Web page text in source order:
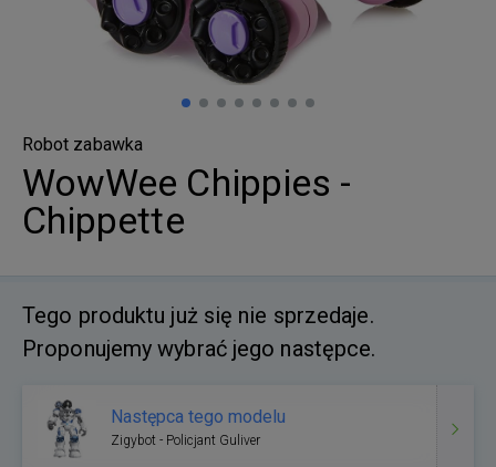
Robot zabawka
WowWee Chippies -
Chippette
Tego produktu już się nie sprzedaje.
Proponujemy wybrać jego następce.
Następca tego modelu
Zigybot - Policjant Guliver